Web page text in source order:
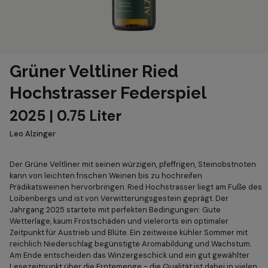
Grüner Veltliner Ried
Hochstrasser Federspiel
2025 | 0.75 Liter
Leo Alzinger
Der Grüne Veltliner mit seinen würzigen, pfeffrigen, Steinobstnoten
kann von leichten frischen Weinen bis zu hochreifen
Prädikatsweinen hervorbringen. Ried Hochstrasser liegt am Fuße des
Loibenbergs und ist von Verwitterungsgestein geprägt. Der
Jahrgang 2025 startete mit perfekten Bedingungen: Gute
Wetterlage, kaum Frostschäden und vielerorts ein optimaler
Zeitpunkt für Austrieb und Blüte. Ein zeitweise kühler Sommer mit
reichlich Niederschlag begünstigte Aromabildung und Wachstum.
Am Ende entscheiden das Winzergeschick und ein gut gewählter